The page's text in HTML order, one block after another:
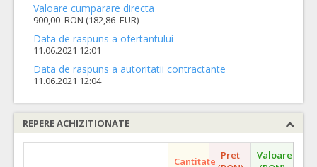
Valoare cumparare directa
900,00 RON (182,86 EUR)
Data de raspuns a ofertantului
11.06.2021 12:01
Data de raspuns a autoritatii contractante
11.06.2021 12:04
REPERE ACHIZITIONATE
Cantitate Pret
Valoare